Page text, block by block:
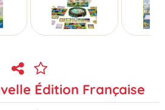
Édition Française